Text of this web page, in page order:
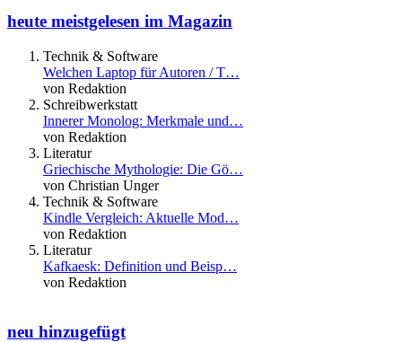
heute meistgelesen im Magazin
Technik & Software
Welchen Laptop für Autoren / T…
von Redaktion
Schreibwerkstatt
Innerer Monolog: Merkmale und…
von Redaktion
Literatur
Griechische Mythologie: Die Gö…
von Christian Unger
Technik & Software
Kindle Vergleich: Aktuelle Mod…
von Redaktion
Literatur
Kafkaesk: Definition und Beisp…
von Redaktion
neu hinzugefügt